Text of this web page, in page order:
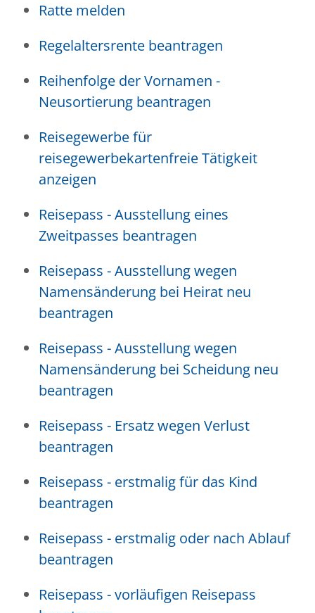
Ratte melden
Regelaltersrente beantragen
Reihenfolge der Vornamen -
Neusortierung beantragen
Reisegewerbe für
reisegewerbekartenfreie Tätigkeit
anzeigen
Reisepass - Ausstellung eines
Zweitpasses beantragen
Reisepass - Ausstellung wegen
Namensänderung bei Heirat neu
beantragen
Reisepass - Ausstellung wegen
Namensänderung bei Scheidung neu
beantragen
Reisepass - Ersatz wegen Verlust
beantragen
Reisepass - erstmalig für das Kind
beantragen
Reisepass - erstmalig oder nach Ablauf
beantragen
Reisepass - vorläufigen Reisepass